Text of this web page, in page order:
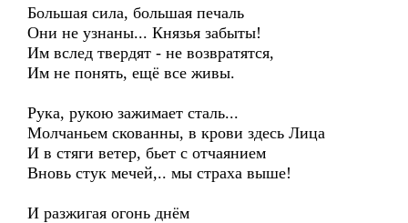
Большая сила, большая печаль
Они не узнаны... Князья забыты!
Им вслед твердят - не возвратятся,
Им не понять, ещё все живы.
Рука, рукою зажимает сталь...
Молчаньем скованны, в крови здесь Лица
И в стяги ветер, бьет с отчаянием
Вновь стук мечей,.. мы страха выше!
И разжигая огонь днём